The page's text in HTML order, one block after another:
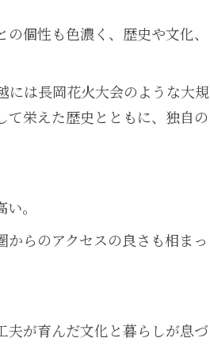
個性も色濃く、歴史や文化、
には長岡花火大会のような大規
栄えた歴史とともに、独自の
。
らのアクセスの良さも相まっ
夫が育んだ文化と暮らしが息づ